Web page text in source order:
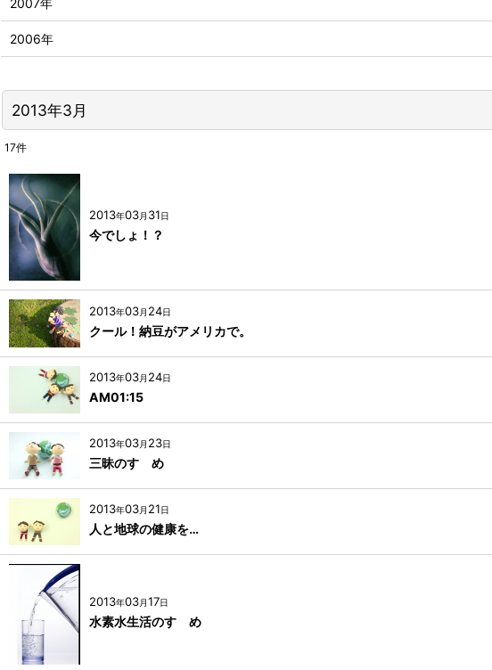
2013年3月
17件
2013年03月 31日
今でしょ！？
2013年03月 24日
クール！納豆がアメリカで。
2013年03月 24日
AM01:15
2013年03月 23日
三昧のすゝめ
2013年03月 21日
人と地球の健康を…
2013年03月17日
水素水生活のすゝめ
2007年
2006年